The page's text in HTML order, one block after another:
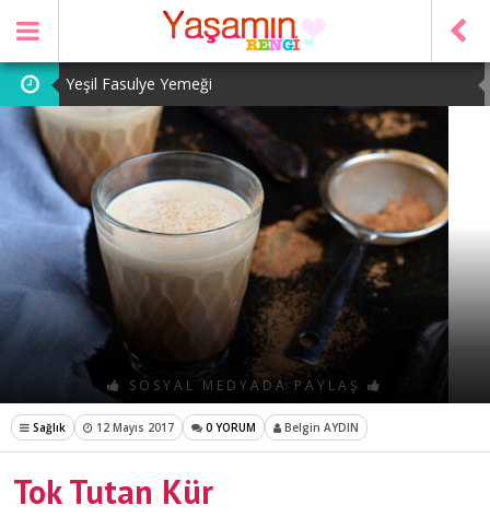
Yeşil Fasulye Yemeği
Patates Kavurması
Şeker Pare
Yeşil Mercimek Yemeği
Tarhana Çorbası
SOSYAL MEDYADA PAYLAŞ
Sağlık 12 Mayıs 2017 0 YORUM Belgin AYDIN
Tok Tutan Kür